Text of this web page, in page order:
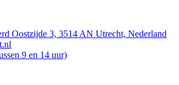
Oostzijde 3, 3514 AN Utrecht, Nederland
9 en 14 uur)